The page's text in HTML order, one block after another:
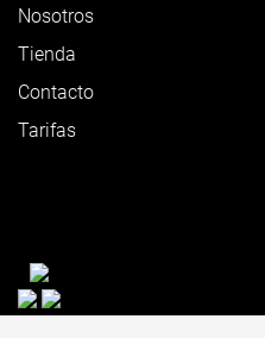
Nosotros
Tienda
Contacto
Tarifas